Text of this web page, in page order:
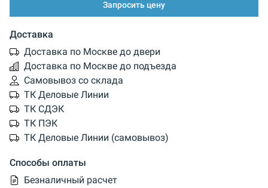
Запросить цену
Доставка
Доставка по Москве до двери
Доставка по Москве до подъезда
Самовывоз со склада
ТК Деловые Линии
ТК СДЭК
ТК ПЭК
ТК Деловые Линии (самовывоз)
Способы оплаты
Безналичный расчет